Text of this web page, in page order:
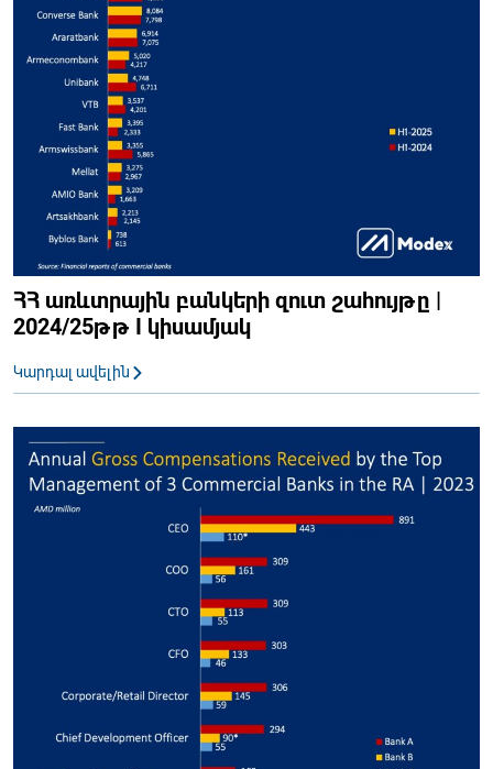
ՀՀ առևտրային բանկերի զուտ շահույթը |
2024/25թթ I կիսամյակ
Կարդալ ավելին